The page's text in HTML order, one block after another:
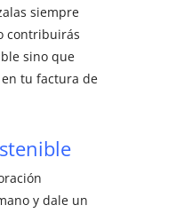
siempre
contribuirás
sino que
tu factura de
y dale un